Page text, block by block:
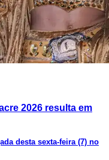
2026 resulta em
desta sexta-feira (7) no